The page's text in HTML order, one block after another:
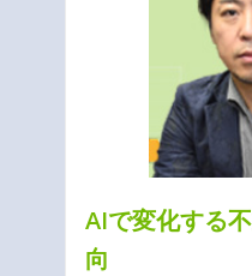
AIで変化する
向